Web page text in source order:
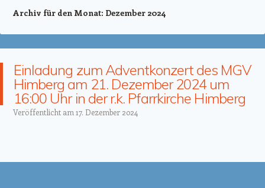
Archiv für den Monat: Dezember 2024
Einladung zum Adventkonzert des MGV
Himberg am 21. Dezember 2024 um
16:00 Uhr in der r.k. Pfarrkirche Himberg
Veröffentlicht am 17. Dezember 2024